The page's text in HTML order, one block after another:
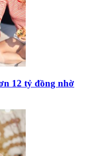
12 tỷ đồng nhờ